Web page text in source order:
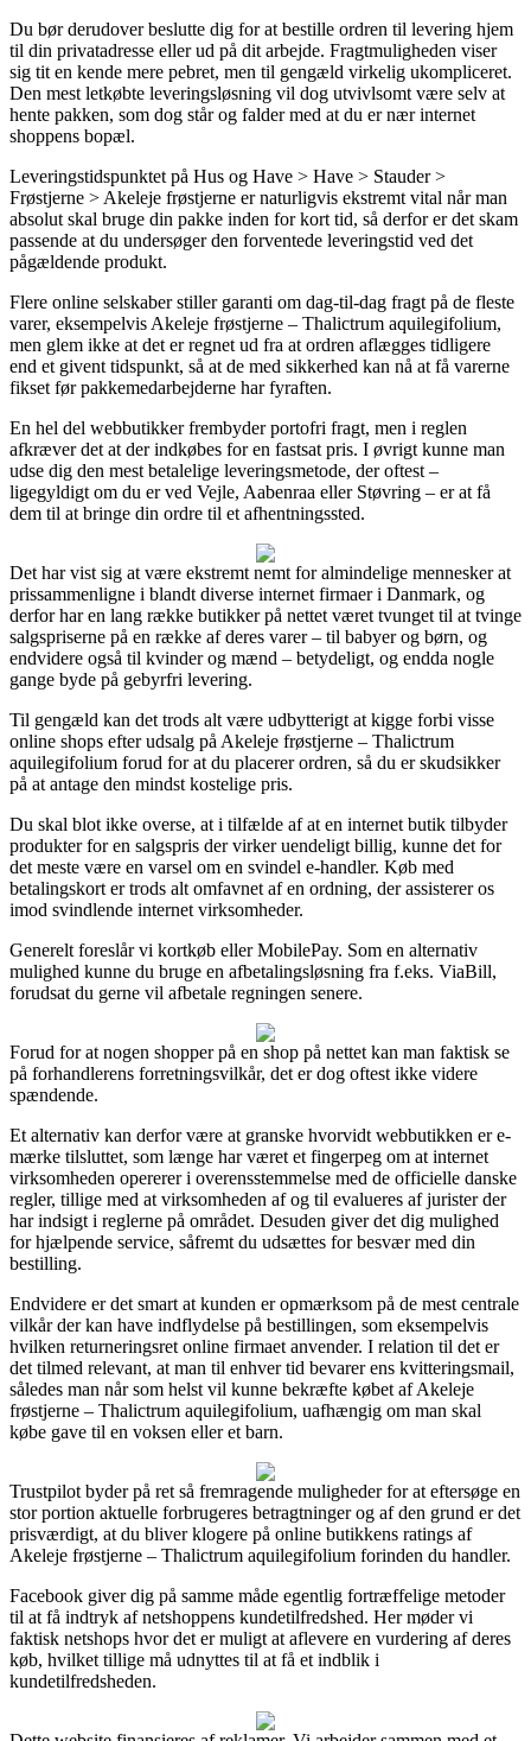
Du bør derudover beslutte dig for at bestille ordren til levering hjem
til din privatadresse eller ud på dit arbejde. Fragtmuligheden viser
sig tit en kende mere pebret, men til gengæld virkelig ukompliceret.
Den mest letkøbte leveringsløsning vil dog utvivlsomt være selv at
hente pakken, som dog står og falder med at du er nær internet
shoppens bopæl.
Leveringstidspunktet på Hus og Have > Have > Stauder >
Frøstjerne > Akeleje frøstjerne er naturligvis ekstremt vital når man
absolut skal bruge din pakke inden for kort tid, så derfor er det skam
passende at du undersøger den forventede leveringstid ved det
pågældende produkt.
Flere online selskaber stiller garanti om dag-til-dag fragt på de fleste
varer, eksempelvis Akeleje frøstjerne – Thalictrum aquilegifolium,
men glem ikke at det er regnet ud fra at ordren aflægges tidligere
end et givent tidspunkt, så at de med sikkerhed kan nå at få varerne
fikset før pakkemedarbejderne har fyraften.
En hel del webbutikker frembyder portofri fragt, men i reglen
afkræver det at der indkøbes for en fastsat pris. I øvrigt kunne man
udse dig den mest betalelige leveringsmetode, der oftest –
ligegyldigt om du er ved Vejle, Aabenraa eller Støvring – er at få
dem til at bringe din ordre til et afhentningssted.
Det har vist sig at være ekstremt nemt for almindelige mennesker at
prissammenligne i blandt diverse internet firmaer i Danmark, og
derfor har en lang række butikker på nettet været tvunget til at tvinge
salgspriserne på en række af deres varer – til babyer og børn, og
endvidere også til kvinder og mænd – betydeligt, og endda nogle
gange byde på gebyrfri levering.
Til gengæld kan det trods alt være udbytterigt at kigge forbi visse
online shops efter udsalg på Akeleje frøstjerne – Thalictrum
aquilegifolium forud for at du placerer ordren, så du er skudsikker
på at antage den mindst kostelige pris.
Du skal blot ikke overse, at i tilfælde af at en internet butik tilbyder
produkter for en salgspris der virker uendeligt billig, kunne det for
det meste være en varsel om en svindel e-handler. Køb med
betalingskort er trods alt omfavnet af en ordning, der assisterer os
imod svindlende internet virksomheder.
Generelt foreslår vi kortkøb eller MobilePay. Som en alternativ
mulighed kunne du bruge en afbetalingsløsning fra f.eks. ViaBill,
forudsat du gerne vil afbetale regningen senere.
Forud for at nogen shopper på en shop på nettet kan man faktisk se
på forhandlerens forretningsvilkår, det er dog oftest ikke videre
spændende.
Et alternativ kan derfor være at granske hvorvidt webbutikken er e-
mærke tilsluttet, som længe har været et fingerpeg om at internet
virksomheden opererer i overensstemmelse med de officielle danske
regler, tillige med at virksomheden af og til evalueres af jurister der
har indsigt i reglerne på området. Desuden giver det dig mulighed
for hjælpende service, såfremt du udsættes for besvær med din
bestilling.
Endvidere er det smart at kunden er opmærksom på de mest centrale
vilkår der kan have indflydelse på bestillingen, som eksempelvis
hvilken returneringsret online firmaet anvender. I relation til det er
det tilmed relevant, at man til enhver tid bevarer ens kvitteringsmail,
således man når som helst vil kunne bekræfte købet af Akeleje
frøstjerne – Thalictrum aquilegifolium, uafhængig om man skal
købe gave til en voksen eller et barn.
Trustpilot byder på ret så fremragende muligheder for at eftersøge en
stor portion aktuelle forbrugeres betragtninger og af den grund er det
prisværdigt, at du bliver klogere på online butikkens ratings af
Akeleje frøstjerne – Thalictrum aquilegifolium forinden du handler.
Facebook giver dig på samme måde egentlig fortræffelige metoder
til at få indtryk af netshoppens kundetilfredshed. Her møder vi
faktisk netshops hvor det er muligt at aflevere en vurdering af deres
køb, hvilket tillige må udnyttes til at få et indblik i
kundetilfredsheden.